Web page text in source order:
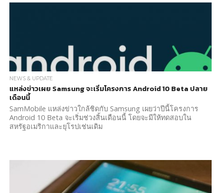
NEWS & UPDATE
แหล่งข่าวเผย Samsung จะเริ่มโครงการ Android 10 Beta ปลาย
เดือนนี้
SamMobile แหล่งข่าวใกล้ชิดกับ Samsung เผยว่าปีนี้โครงการ
Android 10 Beta จะเริ่มช่วงสิ้นเดือนนี้ โดยจะมีให้ทดสอบใน
สหรัฐอเมริกาและยุโรปเช่นเดิม